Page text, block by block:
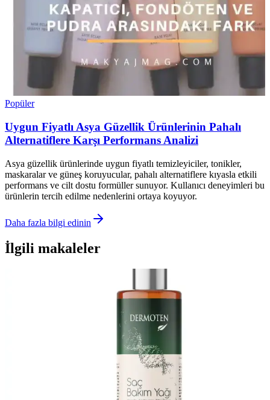
Popüler
Uygun Fiyatlı Asya Güzellik Ürünlerinin Pahalı
Alternatiflere Karşı Performans Analizi
Asya güzellik ürünlerinde uygun fiyatlı temizleyiciler, tonikler,
maskaralar ve güneş koruyucular, pahalı alternatiflere kıyasla etkili
performans ve cilt dostu formüller sunuyor. Kullanıcı deneyimleri bu
ürünlerin tercih edilme nedenlerini ortaya koyuyor.
Daha fazla bilgi edinin
İlgili makaleler